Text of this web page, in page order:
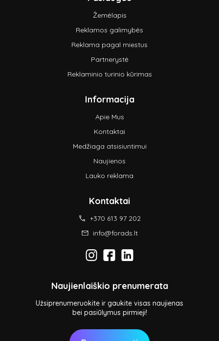
Žemėlapis
Reklamos galimybės
Reklama pagal miestus
Partnerystė
Reklaminio turinio kūrimas
Informacija
Apie Mus
Kontaktai
Medžiaga atsisiuntimui
Naujienos
Lauko reklama
Kontaktai
+370 613 97 202
info@forads.lt
Naujienlaiškio prenumerata
Užsiprenumeruokite ir gaukite visas naujienas
bei pasiūlymus pirmieji!